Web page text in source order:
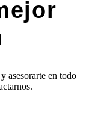
asesorarte en todo